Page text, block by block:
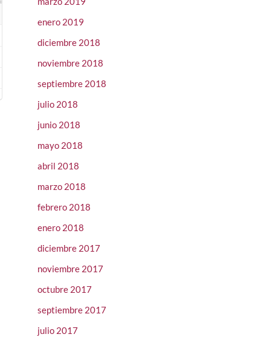
enero 2019
diciembre 2018
noviembre 2018
septiembre 2018
julio 2018
junio 2018
mayo 2018
abril 2018
marzo 2018
febrero 2018
enero 2018
diciembre 2017
noviembre 2017
octubre 2017
septiembre 2017
julio 2017